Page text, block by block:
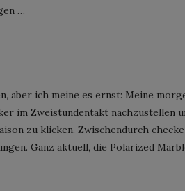
…
aber ich meine es ernst: Meine
im Zweistundentakt nachzustellen
zu klicken. Zwischendurch
Ganz aktuell, die Polarized